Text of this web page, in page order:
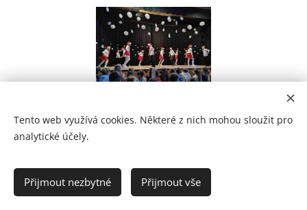
Cookies
Tento web využívá cookies. Některé z nich mohou sloužit pro
analytické účely.
Přijmout nezbytné Přijmout vše